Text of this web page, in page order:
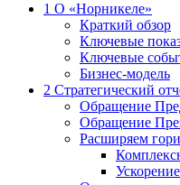
1 О «Норникеле»
Краткий обзор
Ключевые
Ключевые
Бизнес-модель
2 Стратегический
Обращение
Обращение
Расширяем